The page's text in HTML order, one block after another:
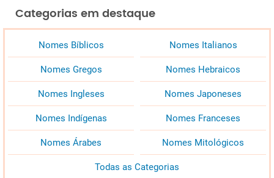
Categorias em destaque
Nomes Bíblicos Nomes Italianos
Nomes Gregos Nomes Hebraicos
Nomes Ingleses Nomes Japoneses
Nomes Indígenas Nomes Franceses
Nomes Árabes Nomes Mitológicos
Todas as Categorias